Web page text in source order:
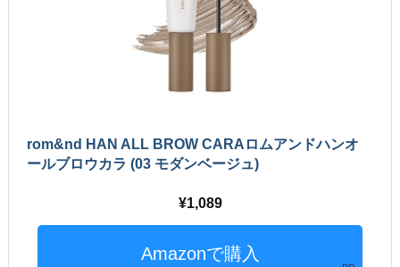
rom&nd HAN ALL BROW CARAロムアンドハンオ
ールブロウカラ (03 モダンベージュ)
1,089